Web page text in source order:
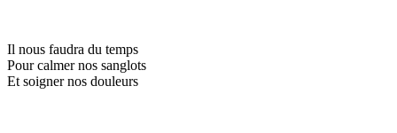
Il nous faudra du temps
Pour calmer nos sanglots
Et soigner nos douleurs